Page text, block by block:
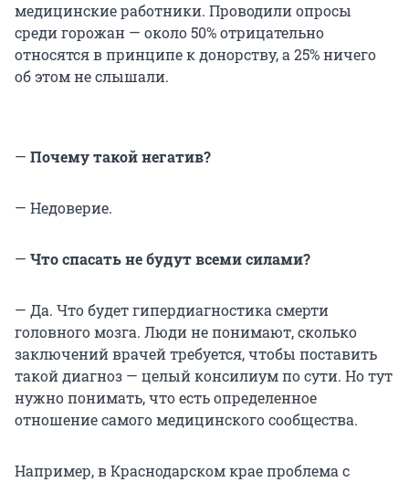
медицинские работники. Проводили опросы
среди горожан — около 50% отрицательно
относятся в принципе к донорству, а 25% ничего
об этом не слышали.
— Почему такой негатив?
— Недоверие.
— Что спасать не будут всеми силами?
— Да. Что будет гипердиагностика смерти
головного мозга. Люди не понимают, сколько
заключений врачей требуется, чтобы поставить
такой диагноз — целый консилиум по сути. Но тут
нужно понимать, что есть определенное
отношение самого медицинского сообщества.
Например, в Краснодарском крае проблема с